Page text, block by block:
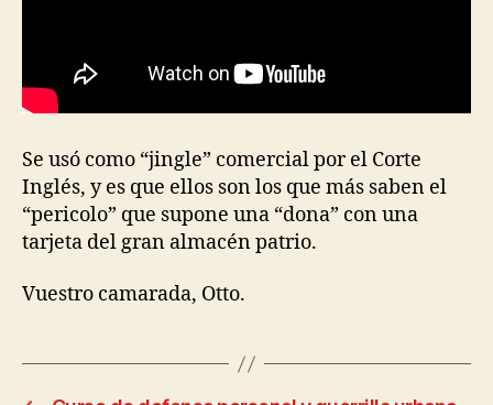
Se usó como “jingle” comercial por el Corte
Inglés, y es que ellos son los que más saben el
“pericolo” que supone una “dona” con una
tarjeta del gran almacén patrio.
Vuestro camarada, Otto.